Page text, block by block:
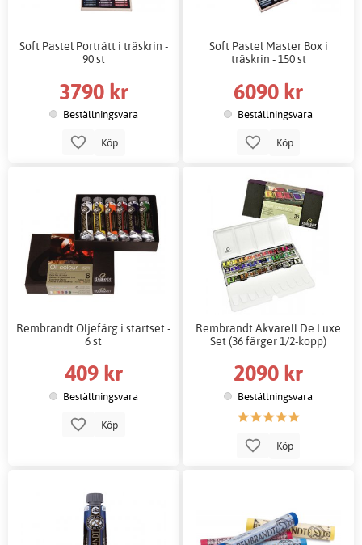
Soft Pastel Porträtt i träskrin -
90 st
3790 kr
Beställningsvara
Köp
Soft Pastel Master Box i
träskrin - 150 st
6090 kr
Beställningsvara
Köp
Rembrandt Oljefärg i startset -
6 st
409 kr
Beställningsvara
Köp
Rembrandt Akvarell De Luxe
Set (36 färger 1/2-kopp)
2090 kr
Beställningsvara
Köp